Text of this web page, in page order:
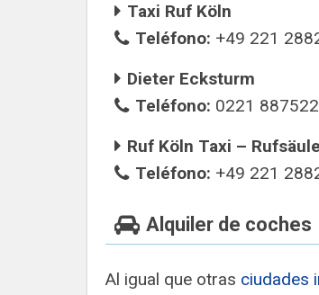
Taxi Ruf Köln
Teléfono: +49 221
Dieter Ecksturm
Teléfono: 0221
Ruf Köln Taxi –
Teléfono: +49 221
Alquiler de coches
Al igual que otras ciudades